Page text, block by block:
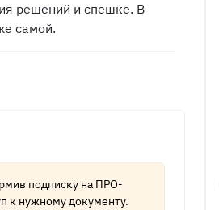
решений и спешке. В
самой.
подписку на ПРО-
к нужному документу.